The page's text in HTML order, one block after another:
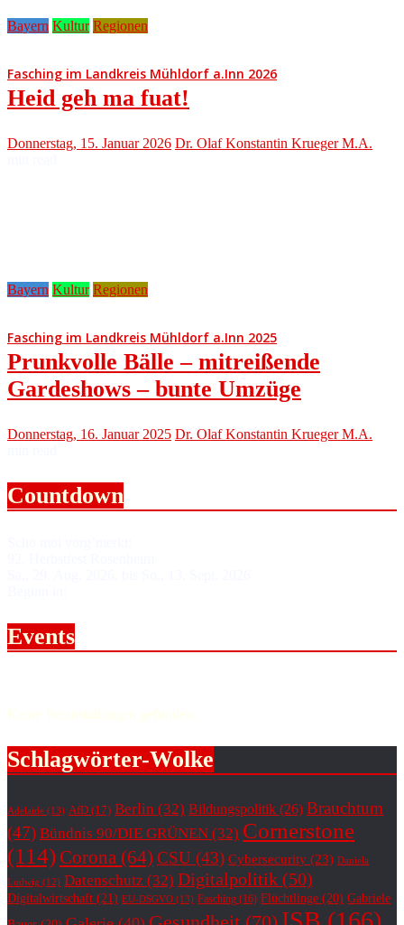
Bayern Kultur Regionen
Fasching im Landkreis Mühldorf a.Inn 2026
Heid geh ma fuat!
Donnerstag, 15. Januar 2026 Dr. Olaf Konstantin Krueger M.A.
Bayern Kultur Regionen
Fasching im Landkreis Mühldorf a.Inn 2025
Prunkvolle Bälle – mitreißende
Gardeshows – bunte Umzüge
Donnerstag, 16. Januar 2025 Dr. Olaf Konstantin Krueger M.A.
Countdown
Events
Keine Veranstaltungen gefunden.
Schlagwörter-Wolke
Adelaide (13) AfD (17) Berlin (32) Bildungspolitik (26) Brauchtum
(47) Bündnis 90/DIE GRÜNEN (32) Cornerstone
(114) Corona (64) CSU (43) Cybersecurity (23) Daniela
Ludwig (12) Datenschutz (32) Digitalpolitik (50)
Digitalwirtschaft (21) EU-DSGVO (13) Fasching (16) Flüchtlinge (20) Gabriele